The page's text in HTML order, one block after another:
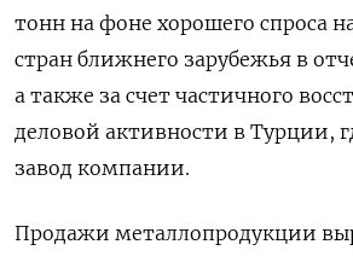
тонн на фоне хорошего спроса
стран ближнего зарубежья в
а также за счет частичного
деловой активности в Турции,
завод компании.
Продажи металлопродукции